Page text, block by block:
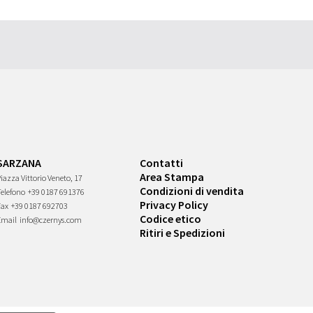
Vittorio Veneto, 17
+39 0187 691376
+39 0187 692703
info@czernys.com
Contatti
Area Stampa
Condizioni di vendita
Privacy Policy
Codice etico
Ritiri e Spedizioni